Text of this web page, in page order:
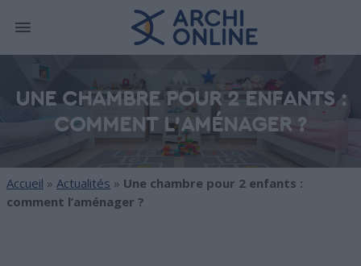
UNE CHAMBRE POUR 2 ENFANTS :
COMMENT L’AMÉNAGER ?
Accueil » Actualités » Une chambre pour 2 enfants :
comment l’aménager ?